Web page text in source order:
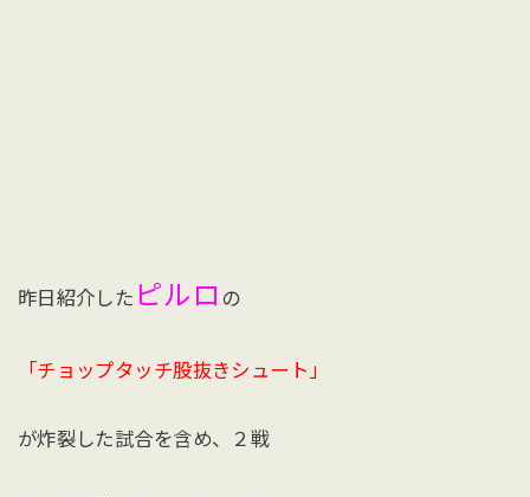
昨日紹介した ピルロ の
「チョップタッチ股抜きシュート」
が炸裂した試合を含め、２戦